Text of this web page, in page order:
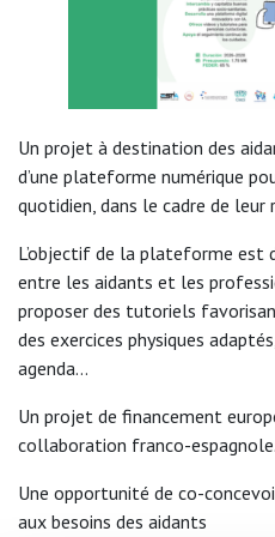
Un projet à destination des
d’une plateforme numérique
quotidien, dans le cadre de leur
L’objectif de la plateforme est
entre les aidants et les
proposer des tutoriels
des exercices physiques
agenda…
Un projet de financement
collaboration franco-espagnole.
Une opportunité de co-
aux besoins des aidants